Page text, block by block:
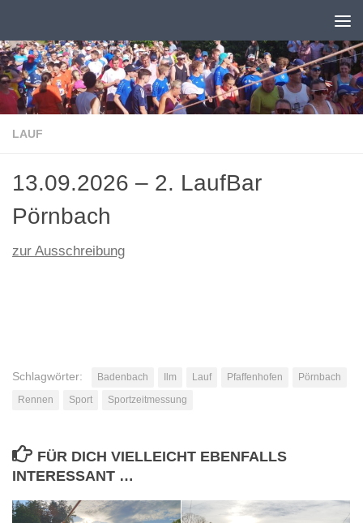
LAUF
13.09.2026 – 2. LaufBar
Pörnbach
zur Ausschreibung
Schlagwörter: Badenbach Ilm Lauf Pfaffenhofen
Pörnbach
Rennen
Sport Sportzeitmessung
FÜR DICH VIELLEICHT EBENFALLS
INTERESSANT …